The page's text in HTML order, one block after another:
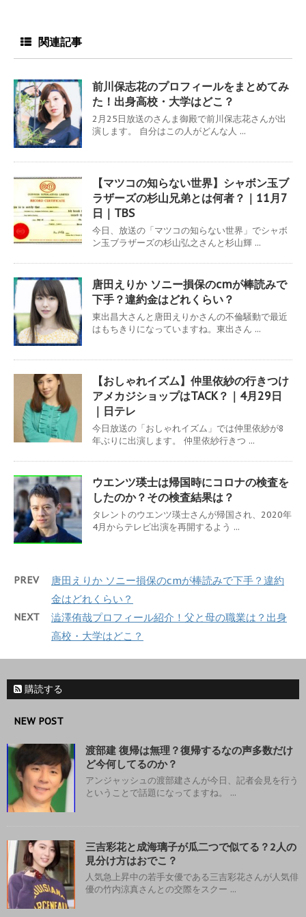
関連記事
前川保志花のプロフィールをまとめてみ
た！出身高校・大学はどこ？
2月25日放送のさんま御殿で前川保志花さんが出
演します。 自分はこの人がどんな人 ...
【マツコの知らない世界】シャボン玉ブ
ラザーズの杉山兄弟とは何者？｜11月7
日｜TBS
今日、放送の「マツコの知らない世界」でシャボ
ン玉ブラザーズの杉山弘之さんと杉山輝 ...
唐田えりか ソニー損保のcmが棒読みで
下手？違約金はどれくらい？
東出昌大さんと唐田えりかさんの不倫騒動で最近
はもちきりになっていますね。東出さん ...
【おしゃれイズム】仲里依紗の行きつけ
アメカジショップはTACK？｜4月29日
｜日テレ
今日放送の「おしゃれイズム」では仲里依紗が8
年ぶりに出演します。 仲里依紗行きつ ...
ウエンツ瑛士は帰国時にコロナの検査を
したのか？その検査結果は？
タレントのウエンツ瑛士さんが帰国され、2020年
4月からテレビ出演を再開するよう ...
PREV
唐田えりか ソニー損保のcmが棒読みで下手？違約
金はどれくらい？
NEXT
澁澤侑哉プロフィール紹介！父と母の職業は？出身
高校・大学はどこ？
購読する
NEW POST
渡部建 復帰は無理？復帰するなの声多数だけ
ど今何してるのか？
アンジャッシュの渡部建さんが今日、記者会見を行う
ということで話題になってますね。 ...
三吉彩花と成海璃子が瓜二つで似てる？2人の
見分け方はおでこ？
人気急上昇中の若手女優である三吉彩花さんが人気俳
優の竹内涼真さんとの交際をスクー ...